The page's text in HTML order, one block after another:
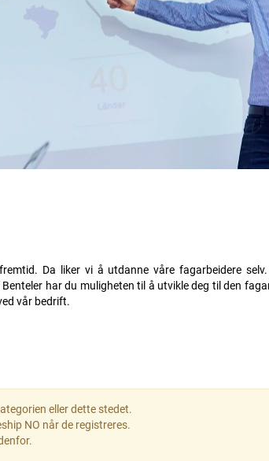
Da liker vi å utdanne våre fagarbeidere
har du muligheten til å utvikle deg til den
vår bedrift.
eller dette stedet.
NO når de registreres.